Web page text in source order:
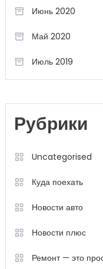
Июнь 2020
Май 2020
Июль 2019
Рубрики
Uncategorised
Куда поехать
Новости авто
Новости плюс
Ремонт — это